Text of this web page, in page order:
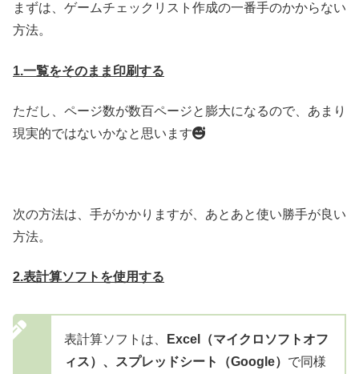
まずは、ゲームチェックリスト作成の一番手のかからない
方法。
1.一覧をそのまま印刷する
ただし、ページ数が数百ページと膨大になるので、あまり
現実的ではないかなと思います
次の方法は、手がかかりますが、あとあと使い勝手が良い
方法。
2.表計算ソフトを使用する
表計算ソフトは、
Excel（マイクロソフトオフ
ィス）、スプレッドシート（Google） で同様